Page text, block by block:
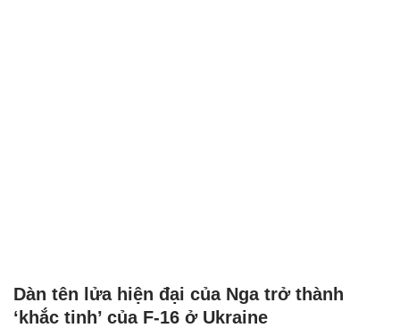
Dàn tên lửa hiện đại của Nga trở thành
‘khắc tinh’ của F-16 ở Ukraine